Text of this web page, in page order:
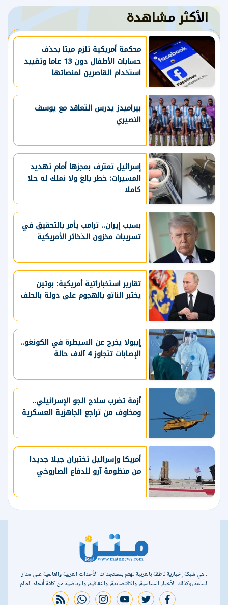
الأكثر مشاهدة
محكمة أمريكية تلزم ميتا بحذف
حسابات الأطفال دون 13 عاما وتقييد
استخدام القاصرين لمنصاتها
بيراميدز يدرس التعاقد مع يوسف
النصيري
إسرائيل تعترف بعجزها أمام تهديد
المسيرات: خطر بالغ ولا نملك له حلا
كاملا
بسبب إيران.. ترامب يأمر بالتحقيق في
تسريبات مخزون الذخائر الأمريكية
تقارير استخباراتية أمريكية: بوتين
يختبر الناتو بالهجوم على دولة بالحلف
إيبولا يخرج عن السيطرة في الكونغو..
الإصابات تتجاوز 4 آلاف حالة
أزمة تضرب سلاح الجو الإسرائيلي..
ومخاوف من تراجع الجاهزية العسكرية
أمريكا وإسرائيل تختبران جيلا جديدا
من منظومة آرو للدفاع الصاروخي
، هي شبكة إخبارية ناطقة بالعربية تهتم بمستجدات الأحداث العربية والعالمية على مدار
الساعة ،وكذلك الأخبار السياسية، والاقتصادية، والثقافية، والرياضية من كافة أنحاء العالم
facebook
twitter
youtube
instagram
whatsapp
rss feed